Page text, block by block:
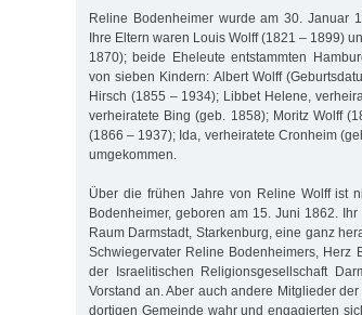
Reline Bodenheimer wurde am 30. Januar
Ihre Eltern waren Louis Wolff (1821 – 1899)
1870); beide Eheleute entstammten
von sieben Kindern: Albert Wolff
Hirsch (1855 – 1934); Libbet Helene,
verheiratete Bing (geb. 1858); Moritz Wolff
(1866 – 1937); Ida, verheiratete Cronheim
umgekommen.
Über die frühen Jahre von Reline Wolff ist
Bodenheimer, geboren am 15. Juni 1862.
Raum Darmstadt, Starkenburg, eine ganz
Schwiegervater Reline Bodenheimers, Herz
der Israelitischen Religionsgesellschaft
Vorstand an. Aber auch andere Mitglieder
dortigen Gemeinde wahr und engagierten